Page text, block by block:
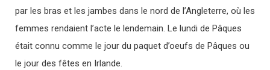
par les bras et les jambes dans le nord de l’Angleterre, où les
femmes rendaient l’acte le lendemain. Le lundi de Pâques
était connu comme le jour du paquet d’oeufs de Pâques ou
le jour des fêtes en Irlande.